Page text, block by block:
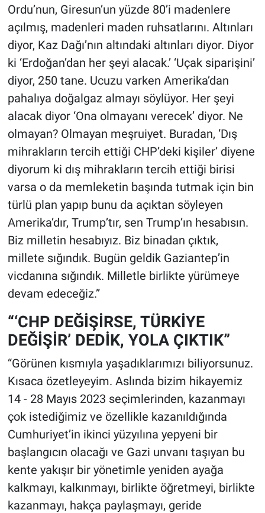
Ordu’nun, Giresun’un yüzde 80’i madenlere
açılmış, madenleri maden ruhsatlarını. Altınları
diyor, Kaz Dağı’nın altındaki altınları diyor. Diyor
ki ‘Erdoğan’dan her şeyi alacak.’ ‘Uçak siparişini’
diyor, 250 tane. Ucuzu varken Amerika’dan
pahalıya doğalgaz almayı söylüyor. Her şeyi
alacak diyor ‘Ona olmayanı verecek’ diyor. Ne
olmayan? Olmayan meşruiyet. Buradan, ‘Dış
mihrakların tercih ettiği CHP’deki kişiler’ diyene
diyorum ki dış mihrakların tercih ettiği birisi
varsa o da memleketin başında tutmak için bin
türlü plan yapıp bunu da açıktan söyleyen
Amerika’dır, Trump’tır, sen Trump’ın hesabısın.
Biz milletin hesabıyız. Biz binadan çıktık,
millete sığındık. Bugün geldik Gaziantep’in
vicdanına sığındık. Milletle birlikte yürümeye
devam edeceğiz.”
“‘CHP DEĞİŞİRSE, TÜRKİYE
DEĞİŞİR’ DEDİK, YOLA ÇIKTIK”
“Görünen kısmıyla yaşadıklarımızı biliyorsunuz.
Kısaca özetleyeyim. Aslında bizim hikayemiz
14 - 28 Mayıs 2023 seçimlerinden, kazanmayı
çok istediğimiz ve özellikle kazanıldığında
Cumhuriyet’in ikinci yüzyılına yepyeni bir
başlangıcın olacağı ve Gazi unvanı taşıyan bu
kente yakışır bir yönetimle yeniden ayağa
kalkmayı, kalkınmayı, birlikte öğretmeyi, birlikte
kazanmayı, hakça paylaşmayı, geride